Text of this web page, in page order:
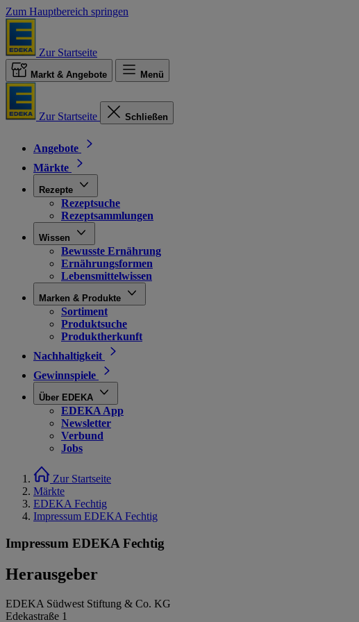
Zum Hauptbereich springen
Zur Startseite
Markt & Angebote Menü
Zur Startseite Schließen
Angebote
Märkte
Rezepte
Rezeptsuche
Rezeptsammlungen
Wissen
Bewusste Ernährung
Ernährungsformen
Lebensmittelwissen
Marken & Produkte
Sortiment
Produktsuche
Produktherkunft
Nachhaltigkeit
Gewinnspiele
Über EDEKA
EDEKA App
Newsletter
Verbund
Jobs
Zur Startseite
Märkte
EDEKA Fechtig
Impressum EDEKA Fechtig
Impressum EDEKA Fechtig
Herausgeber
EDEKA Südwest Stiftung & Co. KG
Edekastraße 1